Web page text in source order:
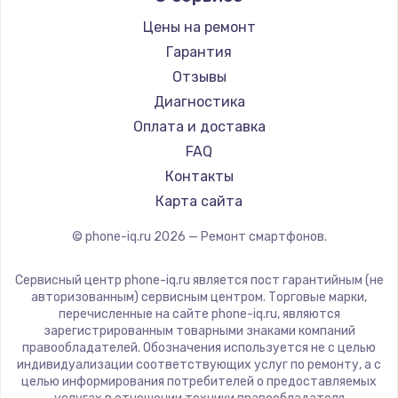
Заказать
Замена шим-контроллера
3900 руб.
Заказать
Настройка Wi-Fi
1040 руб.
Заказать
1195 руб.
Заказать
Замена динамиков
1350 руб.
Ремонт смартфонов Land Rover
Ремонт смартфонов Acer
Ремонт смартфонов HP
Ремонт смартфонов Poco
Ремонт смартфонов HTC
Ремонт смартфонов Blackmagic
Ремонт смартфонов Nothing
Ремонт смартфонов iQOO
Highscreen
Irbis
Kyocera
LeEco
OnePlus
teXet
Motorola
Prestigio
Elephone
BlackView
Google
Vertu
Цены на ремонт
Гарантия
Отзывы
Диагностика
Оплата и доставка
FAQ
Контакты
Карта сайта
© phone-iq.ru 2026 — Ремонт смартфонов.
Сервисный центр phone-iq.ru является пост гарантийным (не
авторизованным) сервисным центром. Торговые марки,
перечисленные на сайте phone-iq.ru, являются
зарегистрированным товарными знаками компаний
правообладателей. Обозначения используется не с целью
индивидуализации соответствующих услуг по ремонту, а с
целью информирования потребителей о предоставляемых